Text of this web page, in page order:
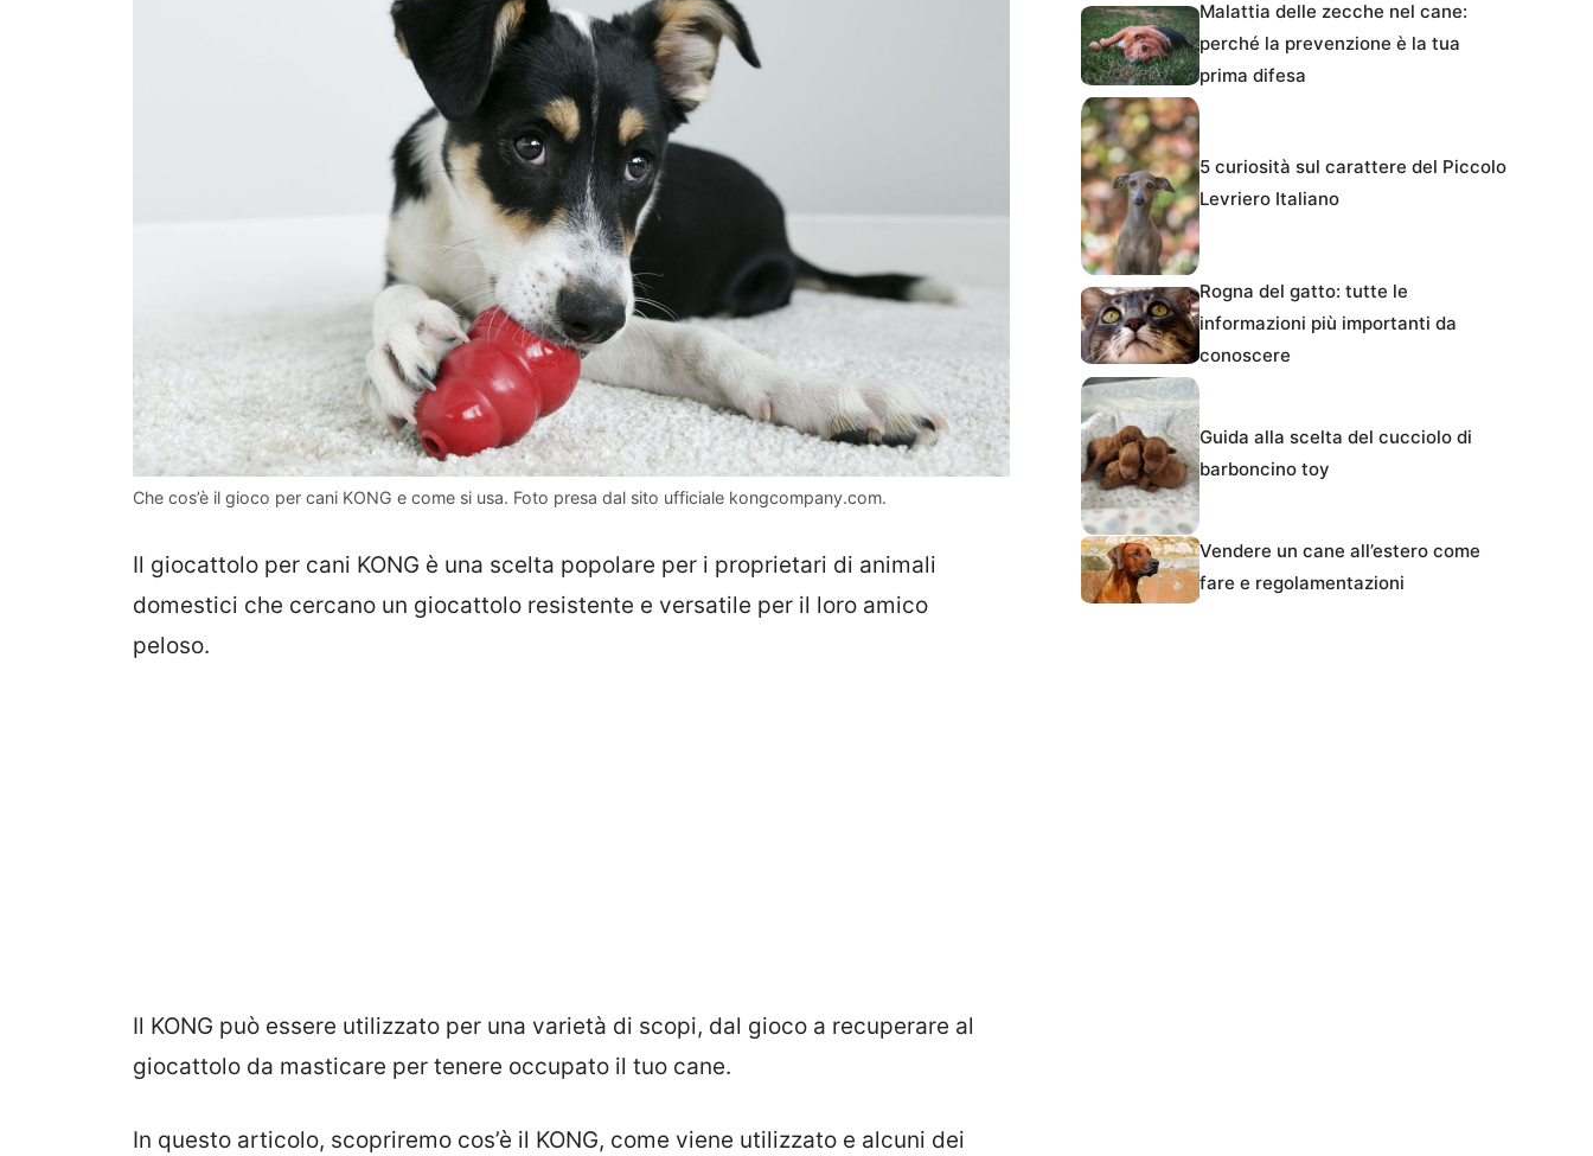
Che cos’è il gioco per cani KONG e come si usa. Foto presa dal sito ufficiale kongcompany.com.
Il giocattolo per cani KONG è una scelta popolare per i proprietari di animali
domestici che cercano un giocattolo resistente e versatile per il loro amico
peloso.
Il KONG può essere utilizzato per una varietà di scopi, dal gioco a recuperare al
giocattolo da masticare per tenere occupato il tuo cane.
In questo articolo, scopriremo cos’è il KONG, come viene utilizzato e alcuni dei
Malattia delle zecche nel cane:
perché la prevenzione è la tua
prima difesa
5 curiosità sul carattere del Piccolo
Levriero Italiano
Rogna del gatto: tutte le
informazioni più importanti da
conoscere
Guida alla scelta del cucciolo di
barboncino toy
Vendere un cane all’estero come
fare e regolamentazioni